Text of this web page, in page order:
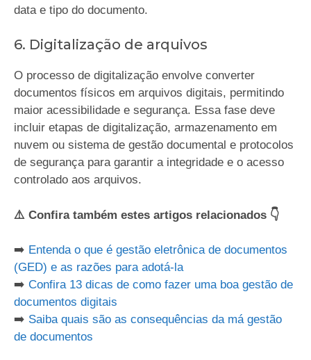
data e tipo do documento.
6. Digitalização de arquivos
O processo de digitalização envolve converter
documentos físicos em arquivos digitais, permitindo
maior acessibilidade e segurança. Essa fase deve
incluir etapas de digitalização, armazenamento em
nuvem ou sistema de gestão documental e protocolos
de segurança para garantir a integridade e o acesso
controlado aos arquivos.
⚠️ Confira também estes artigos relacionados 👇
➡️ Entenda o que é gestão eletrônica de documentos
(GED) e as razões para adotá-la
➡️ Confira 13 dicas de como fazer uma boa gestão de
documentos digitais
➡️ Saiba quais são as consequências da má gestão
de documentos